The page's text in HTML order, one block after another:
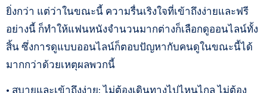
ยิ่งกว่า แต่ว่าในขณะนี้ ความรื่นเริงใจที่เข้าถึงง่ายและฟรี
อย่างนี้ ก็ทำให้แฟนหนังจำนวนมากต่างก็เลือกดูออนไลน์ทั้ง
สิ้น ซึ่งการดูแบบออนไลน์ก็ตอบปัญหากับคนดูในขณะนี้ได้
มากกว่าด้วยเหตุผลพวกนี้
• สบายและเข้าถึงง่าย: ไม่ต้องเดินทางไปไหนไกล ไม่ต้อง